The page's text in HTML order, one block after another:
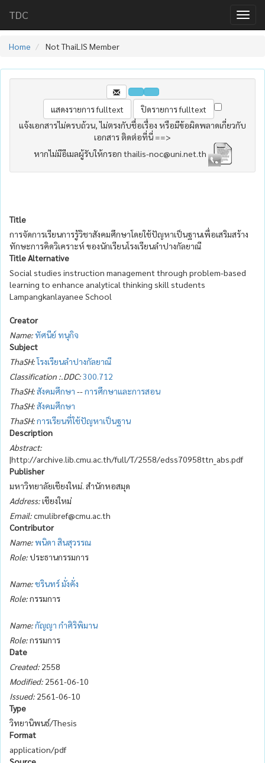
TDC
Home Not ThaiLIS Member
แจ้งเอกสารไม่ครบถ้วน, ไม่ตรงกับชื่อเรื่อง หรือมีข้อผิดพลาดเกี่ยวกับ
เอกสาร ติดต่อที่นี่ ==>
หากไม่มีอีเมลผู้รับให้กรอก thailis-noc@uni.net.th
Title
การจัดการเรียนการรู้วิชาสังคมศึกษาโดยใช้ปัญหาเป็นฐานเพื่อเสริมสร้าง
ทักษะการคิดวิเคราะห์ ของนักเรียนโรงเรียนลำปางกัลยาณี
Title Alternative
Social studies instruction management through problem-based
learning to enhance analytical thinking skill students
Lampangkanlayanee School
Creator
Name:ทัศนีย์ ทนุกิจ
Subject
ThaSH:โรงเรียนลำปางกัลยาณี
Classification :.DDC:300.712
ThaSH:สังคมศึกษา --การศึกษาและการสอน
ThaSH:สังคมศึกษา
ThaSH:การเรียนที่ใช้ปัญหาเป็นฐาน
Description
Abstract:
|http://archive.lib.cmu.ac.th/full/T/2558/edss70958ttn_abs.pdf
Publisher
มหาวิทยาลัยเชียงใหม่. สำนักหอสมุด
Address:เชียงใหม่
Email:cmulibref@cmu.ac.th
Contributor
Name:พนิดา สินสุวรรณ
Role:ประธานกรรมการ
Name:ชรินทร์ มั่งคั่ง
Role:กรรมการ
Name:กัญญา กำศิริพิมาน
Role:กรรมการ
Date
Created: 2558
Modified: 2561-06-10
Issued: 2561-06-10
Type
วิทยานิพนธ์/Thesis
Format
application/pdf